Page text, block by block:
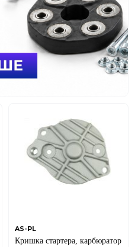
AS-PL
Кришка стартера, карбюратор